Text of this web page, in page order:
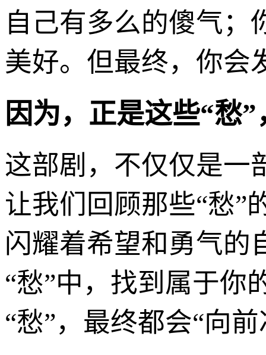
自己有多么的傻气；
美好。但最终，你会
因为，正是这些“愁
这部剧，不仅仅是一
让我们回顾那些“愁”
闪耀着希望和勇气的
“愁”中，找到属于你
“愁”，最终都会“向